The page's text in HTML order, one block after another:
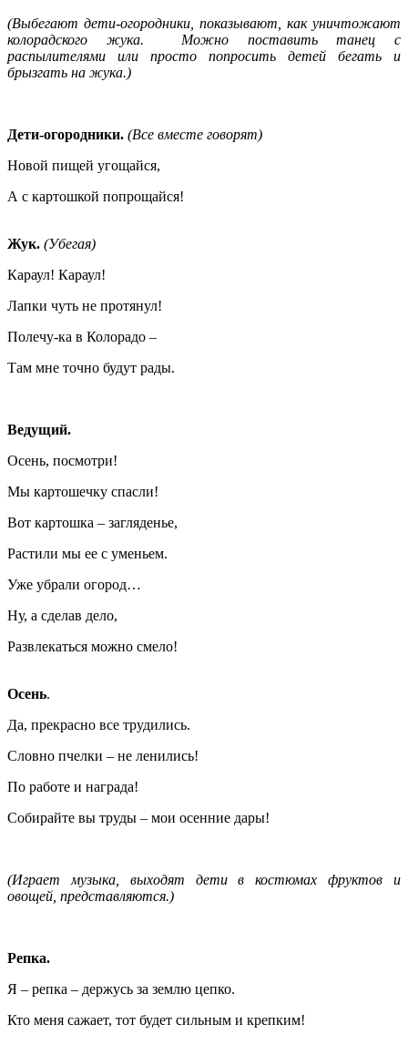
(Выбегают дети-огородники, показывают, как уничтожают
колорадского жука. Можно поставить танец с
распылителями или просто попросить детей бегать и
брызгать на жука.)
Дети-огородники. (Все вместе говорят)
Новой пищей угощайся,
А с картошкой попрощайся!
Жук. (Убегая)
Караул! Караул!
Лапки чуть не протянул!
Полечу-ка в Колорадо –
Там мне точно будут рады.
Ведущий.
Осень, посмотри!
Мы картошечку спасли!
Вот картошка – загляденье,
Растили мы ее с уменьем.
Уже убрали огород…
Ну, а сделав дело,
Развлекаться можно смело!
Осень.
Да, прекрасно все трудились.
Словно пчелки – не ленились!
По работе и награда!
Собирайте вы труды – мои осенние дары!
(Играет музыка, выходят дети в костюмах фруктов и
овощей, представляются.)
Репка.
Я – репка – держусь за землю цепко.
Кто меня сажает, тот будет сильным и крепким!